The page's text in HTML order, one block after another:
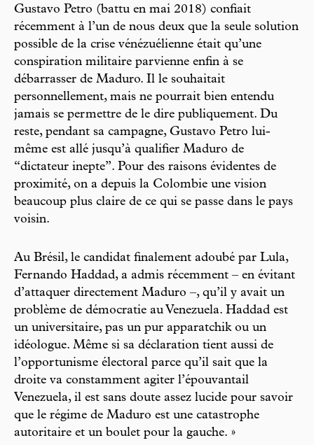
Gustavo Petro (battu en mai 2018) confiait
récemment à l’un de nous deux que la seule solution
possible de la crise vénézuélienne était qu’une
conspiration militaire parvienne enfin à se
débarrasser de Maduro. Il le souhaitait
personnellement, mais ne pourrait bien entendu
jamais se permettre de le dire publiquement. Du
reste, pendant sa campagne, Gustavo Petro lui-
même est allé jusqu’à qualifier Maduro de
“dictateur inepte”. Pour des raisons évidentes de
proximité, on a depuis la Colombie une vision
beaucoup plus claire de ce qui se passe dans le pays
voisin.
Au Brésil, le candidat finalement adoubé par Lula,
Fernando Haddad, a admis récemment – en évitant
d’attaquer directement Maduro –, qu’il y avait un
problème de démocratie au Venezuela. Haddad est
un universitaire, pas un pur apparatchik ou un
idéologue. Même si sa déclaration tient aussi de
l’opportunisme électoral parce qu’il sait que la
droite va constamment agiter l’épouvantail
Venezuela, il est sans doute assez lucide pour savoir
que le régime de Maduro est une catastrophe
autoritaire et un boulet pour la gauche. »